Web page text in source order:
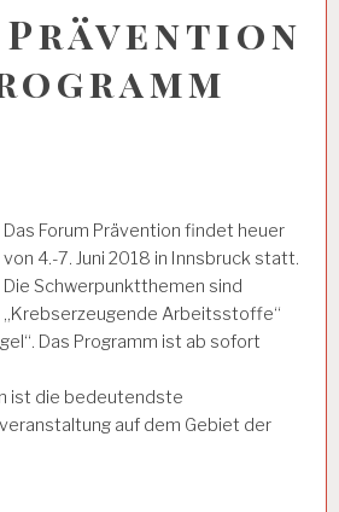
Prävention
Das Forum Prävention findet heuer
von 4.-7. Juni 2018 in Innsbruck statt.
Die Schwerpunktthemen sind
„Krebserzeugende Arbeitsstoffe“
Das Programm ist ab sofort
ist die bedeutendste
auf dem Gebiet der